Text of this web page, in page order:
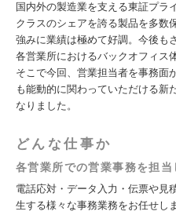
国内外の製造業を支える東証プラ
クラスのシェアを誇る製品を多数
強みに業績は極めて好調。今後も
各営業所におけるバックオフィス
そこで今回、営業担当者を事務面
も能動的に関わっていただける新
なりました。
どんな仕事か
各営業所での営業事務を担当
電話応対・データ入力・伝票や見
⽣する様々な事務業務をお任せし